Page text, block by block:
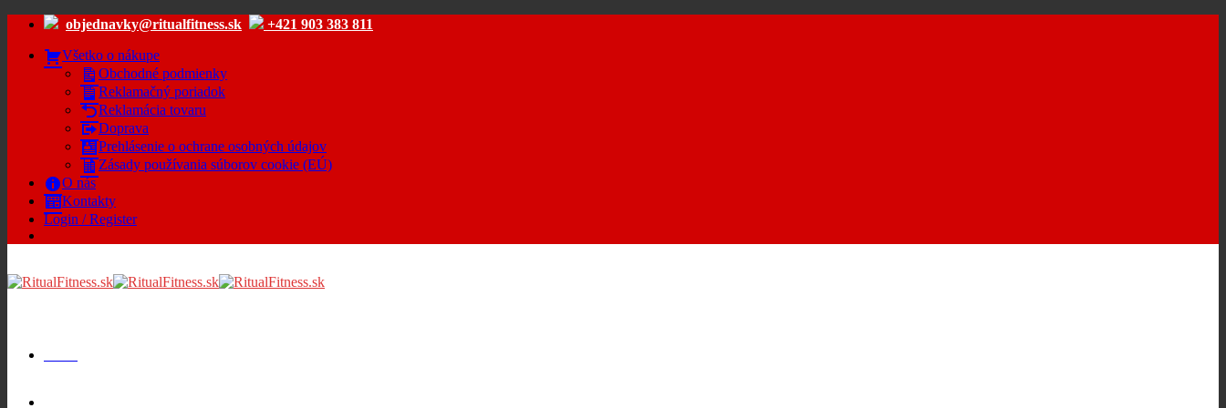
Skip
content
objednavky@ritualfitness.sk
+421 903 383 811
Všetko o nákupe
Obchodné podmienky
Reklamačný poriadok
Reklamácia tovaru
Doprava
Prehlásenie o ochrane osobných údajov
Zásady používania súborov cookie (EÚ)
O nás
Kontakty
Login / Register